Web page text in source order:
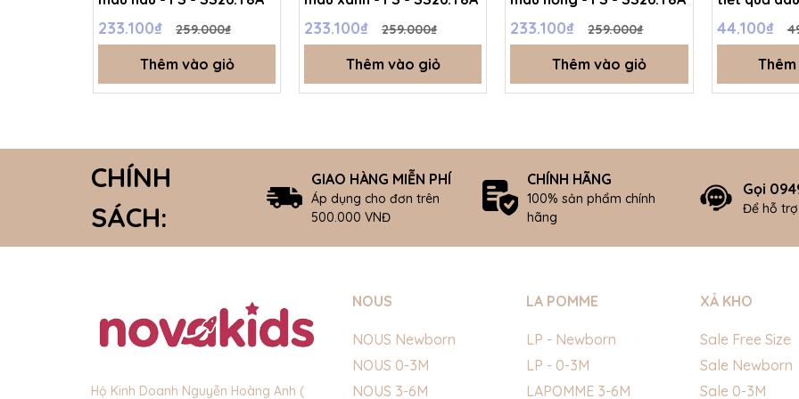
233.100₫ 259.000₫
Thêm vào giỏ
233.100₫ 259.000₫
Thêm vào giỏ
233.100₫ 259.000₫
Thêm vào giỏ
SS26.T8A
44.100₫
CHÍNH
SÁCH:
GIAO HÀNG MIỄN PHÍ
Áp dụng cho đơn trên
500.000 VNĐ
CHÍNH HÃNG
100% sản phẩm chính
hãng
Gọi
Để hỗ
Hộ Kinh Doanh Nguyễn Hoàng Anh (
NOUS
NOUS Newborn
NOUS 0-3M
NOUS 3-6M
LA POMME
LP - Newborn
LP - 0-3M
LAPOMME 3-6M
XẢ KHO
Sale Free Size
Sale Newborn
Sale 0-3M